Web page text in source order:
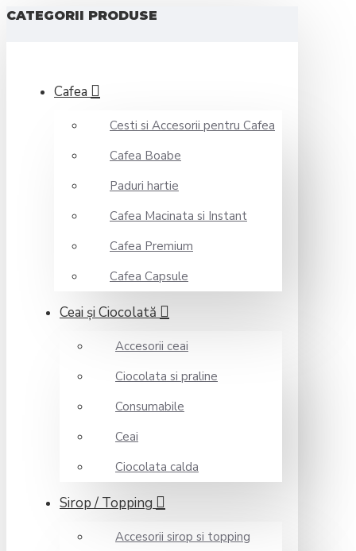
CATEGORII PRODUSE
Cafea
Cesti si Accesorii pentru Cafea
Cafea Boabe
Paduri hartie
Cafea Macinata si Instant
Cafea Premium
Cafea Capsule
Ceai şi Ciocolată
Accesorii ceai
Ciocolata si praline
Consumabile
Ceai
Ciocolata calda
Sirop / Topping
Accesorii sirop si topping